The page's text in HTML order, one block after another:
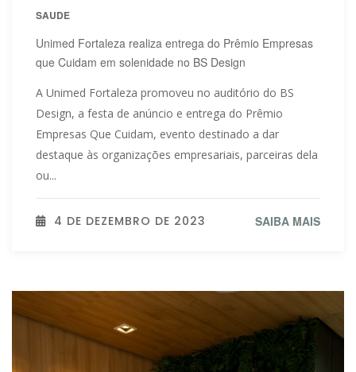
SAUDE
Unimed Fortaleza realiza entrega do Prêmio Empresas
que Cuidam em solenidade no BS Design
A Unimed Fortaleza promoveu no auditório do BS
Design, a festa de anúncio e entrega do Prêmio
Empresas Que Cuidam, evento destinado a dar
destaque às organizações empresariais, parceiras dela
ou...
4 DE DEZEMBRO DE 2023 SAIBA MAIS